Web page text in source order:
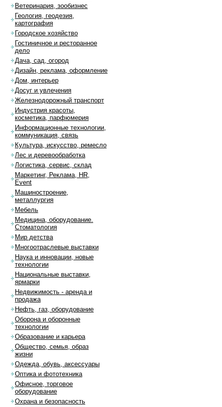
Ветеринария, зообизнес
Геология, геодезия,
картография
Городское хозяйство
Гостиничное и ресторанное
дело
Дача, сад, огород
Дизайн, реклама, оформление
Дом, интерьер
Досуг и увлечения
Железнодорожный транспорт
Индустрия красоты,
косметика, парфюмерия
Информационные технологии,
коммуникация, связь
Культура, искусство, ремесло
Лес и деревообработка
Логистика, сервис, склад
Маркетинг, Реклама, HR,
Event
Машиностроение,
металлургия
Мебель
Медицина, оборудование.
Стоматология
Мир детства
Многоотраслевые выставки
Наука и инновации, новые
технологии
Национальные выставки,
ярмарки
Недвижимость - аренда и
продажа
Нефть, газ, оборудование
Оборона и оборонные
технологии
Образование и карьера
Общество, семья, образ
жизни
Одежда, обувь, аксессуары
Оптика и фототехника
Офисное, торговое
оборудование
Охрана и безопасность